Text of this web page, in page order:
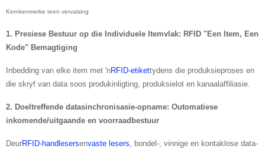
Kernkenmerke teen vervalsing
1. Presiese Bestuur op die Individuele Itemvlak: RFID "Een Item, Een
Kode" Bemagtiging
Inbedding van elke item met 'nRFID-etikettydens die produksieproses en
die skryf van data soos produkinligting, produksielot en kanaalaffiliasie.
2. Doeltreffende datasinchronisasie-opname: Outomatiese
inkomende/uitgaande en voorraadbestuur
DeurRFID-handlesersenvaste lesers, bondel-, vinnige en kontaklose data-